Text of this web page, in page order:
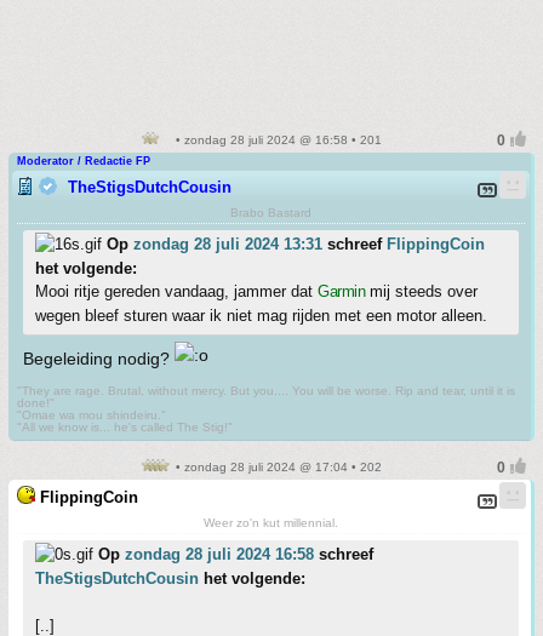
• zondag 28 juli 2024 @ 16:58 • 201
Moderator / Redactie FP
TheStigsDutchCousin
Brabo Bastard
Op zondag 28 juli 2024 13:31 schreef FlippingCoin
het volgende:
Mooi ritje gereden vandaag, jammer dat Garminmij steeds over
wegen bleef sturen waar ik niet mag rijden met een motor alleen.
Begeleiding nodig?
"They are rage. Brutal, without mercy. But you.... You will be worse. Rip and tear, until it is
done!"
"Omae wa mou shindeiru."
"All we know is... he's called The Stig!"
• zondag 28 juli 2024 @ 17:04 • 202
FlippingCoin
Weer zo'n kut millennial.
Op zondag 28 juli 2024 16:58 schreef
TheStigsDutchCousin het volgende:
[..]